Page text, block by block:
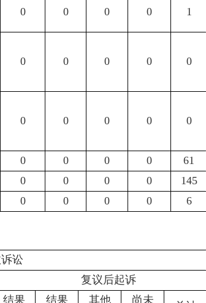
0 0 0 0 1
0 0 0 0 0
0 0 0 0 0
0 0 0 0
61
0 0 0 0
145
0 0 0 0 6
讼
复议后起诉
结果
结果
其他
尚未